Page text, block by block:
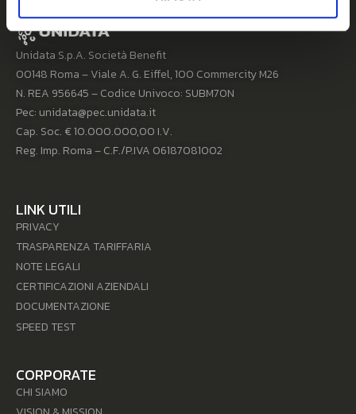
Unidata S.p.A. Società Benefit
00148 Roma – Viale A. G. Eiffel, 100 Commercity M26
N. REA 956645 – Codice Univoco: SUBM70N
Pec: unidata@pec.unidata.it
Cap. Soc. € 10.000.000,00 I.V.
Reg. Imp. Roma – C.F./P.IVA 06187081002
LINK UTILI
PRIVACY
TRASPARENZA TARIFFARIA
NOTE LEGALI
CERTIFICAZIONI AZIENDALI
DOCUMENTAZIONE
SPEED TEST
CORPORATE
CHI SIAMO